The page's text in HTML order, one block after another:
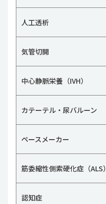
人工透析
気管切開
中心静脈栄養（IVH）
カテーテル・尿バルーン
ペースメーカー
筋委縮性側索硬化症（ALS）
認知症